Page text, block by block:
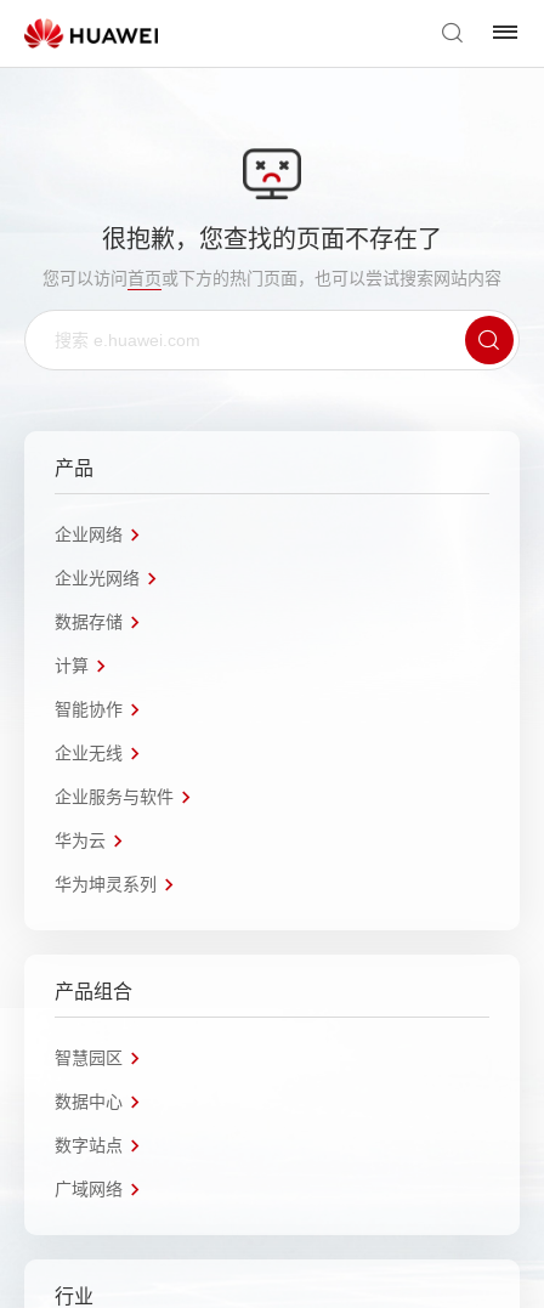
很抱歉，您查找的页面不存在了
您可以访问首页或下方的热门页面，也可以尝试搜索网站内容
产品
企业网络
企业光网络
数据存储
计算
智能协作
企业无线
企业服务与软件
华为云
华为坤灵系列
产品组合
智慧园区
数据中心
数字站点
广域网络
行业